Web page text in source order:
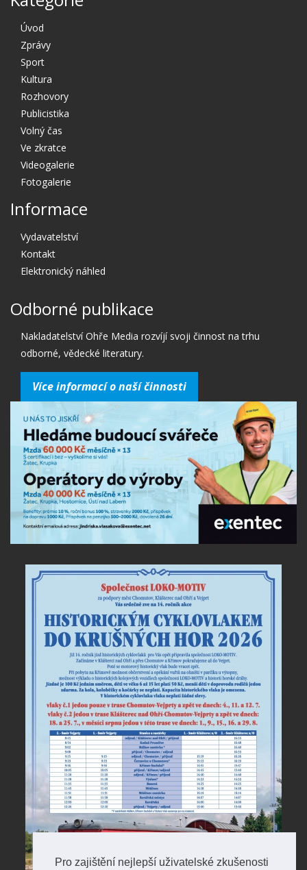
Pro zajištění nejlepší uživatelské zkušenosti
Úvod
Zprávy
Sport
Kultura
Rozhovory
Publicistika
Volný čas
Ve zkratce
Videogalerie
Fotogalerie
Informace
Vydavatelství
Kontakt
Elektronický náhled
Odborné publikace
Nakladatelství Ohře Media rozvíjí svoji činnost na trhu
odborné, vědecké literatury.
Více informací o naší činnosti